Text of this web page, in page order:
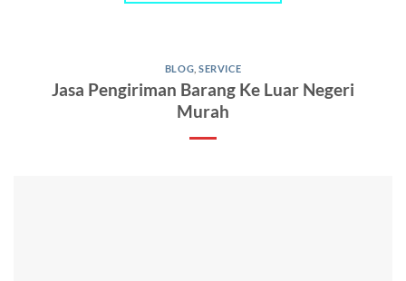
BLOG ,SERVICE
Jasa Pengiriman Barang Ke Luar Negeri
Murah